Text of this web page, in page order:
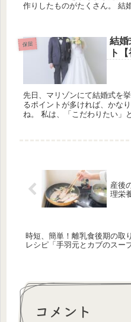
作りしたものがたくさん。 結
保留
結婚
ト
先日、マリゾンにて結婚式を
るポイントが多ければ、かな
ね。 私は、「こだわりたい」
産後
理栄
時短、簡単！離乳食後期の取
レシピ「手羽元とカブのスー
コメント